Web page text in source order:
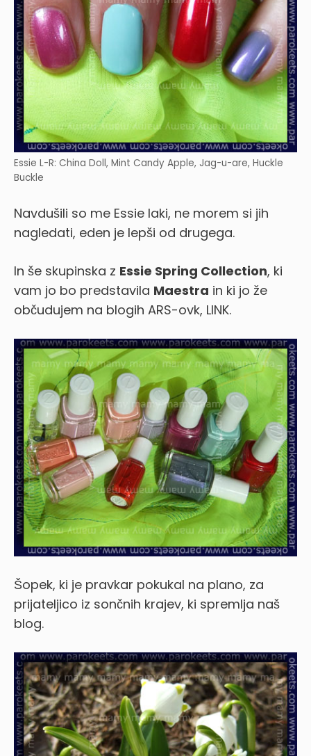
Essie L-R: China Doll, Mint Candy Apple, Jag-u-are, Huckle
Buckle
Navdušili so me Essie laki, ne morem si jih
nagledati, eden je lepši od drugega.
In še skupinska z Essie Spring Collection, ki
vam jo bo predstavila Maestra in ki jo že
občudujem na blogih ARS-ovk, LINK.
Šopek, ki je pravkar pokukal na plano, za
prijateljico iz sončnih krajev, ki spremlja naš
blog.